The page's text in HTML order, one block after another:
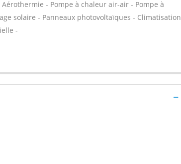
- Pompe à chaleur air-air - Pompe à
solaire - Panneaux photovoltaïques - Climatisation
-